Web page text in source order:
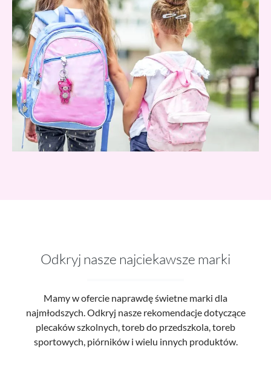
Odkryj nasze najciekawsze marki
Mamy w ofercie naprawdę świetne marki dla
najmłodszych. Odkryj nasze rekomendacje dotyczące
plecaków szkolnych, toreb do przedszkola, toreb
sportowych, piórników i wielu innych produktów.